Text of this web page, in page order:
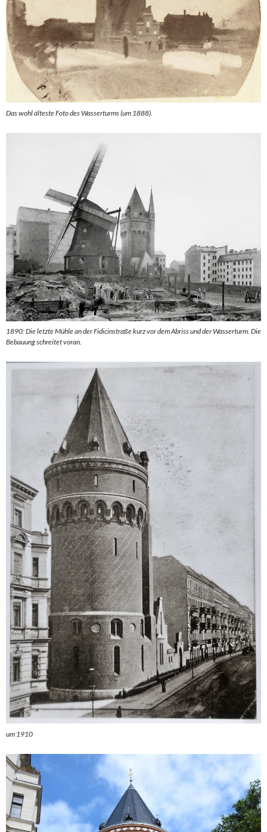
Das wohl älteste Foto des Wasserturms (um 1888).
1890: Die letzte Mühle an der Fidicinstraße kurz vor dem Abriss und der Wasserturm. Die
Bebauung schreitet voran.
um 1910